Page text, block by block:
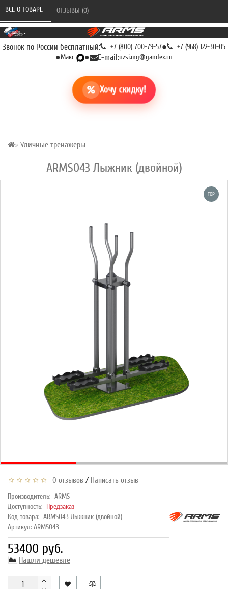
Звонок по России бесплатный: +7 (800) 700-79-57● +7 (968) 122-30-05
●Макс ● E-mail:uzsi.mg@yandex.ru
Хочу скидку!
Уличные тренажеры
ARMS043 Лыжник (двойной)
ВСЕ О ТОВАРЕ ОТЗЫВЫ (0)
TOP
0 отзывов / Написать отзыв
Производитель: ARMS
Доступность: Предзаказ
Код товара: ARMS043 Лыжник (двойной)
Артикул: ARMS043
53400 руб.
Нашли дешевле